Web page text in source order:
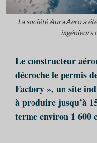
La société Aura Aero a
ingénieurs
Le constructeur
décroche le permis
Factory », un site
à produire jusqu’à
terme environ 1 600